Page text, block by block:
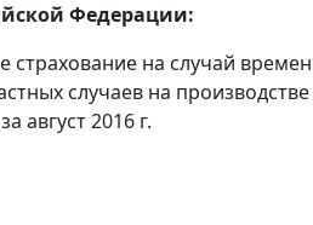
Федерации:
страхование на случай
случаев на
август 2016 г.